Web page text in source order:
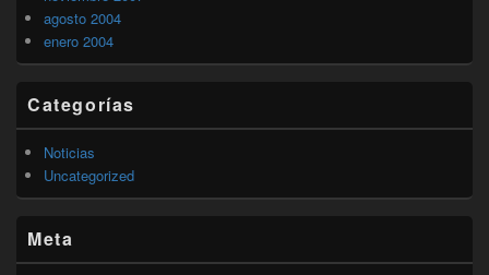
agosto 2004
enero 2004
Categorías
Noticias
Uncategorized
Meta